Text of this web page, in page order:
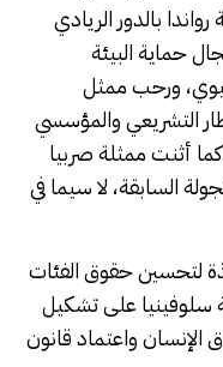
بالدور الريادي
حماية البيئة
ورحب ممثل
التشريعي والمؤسسي
أثنت ممثلة صربيا
السابقة، لا سيما في
لتحسين حقوق الفئات
سلوفينيا على تشكيل
الإنسان واعتماد قانون